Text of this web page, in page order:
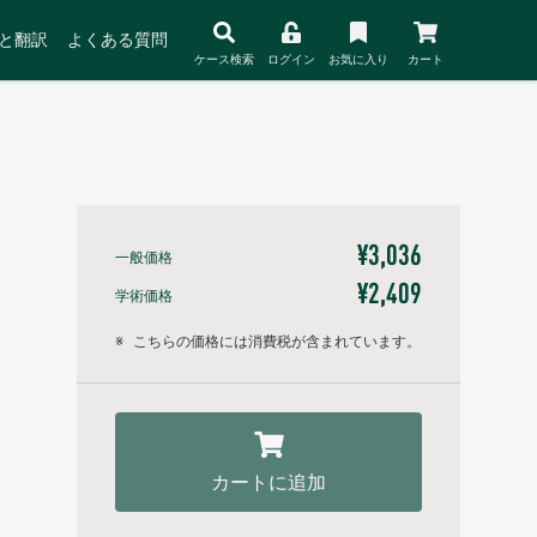
翻訳 よくある質問
ケース検索 ログイン お気に入り カート
一般価格 ¥3,036
学術価格 ¥2,409
※ こちらの価格には消費税が含まれています。
カートに追加